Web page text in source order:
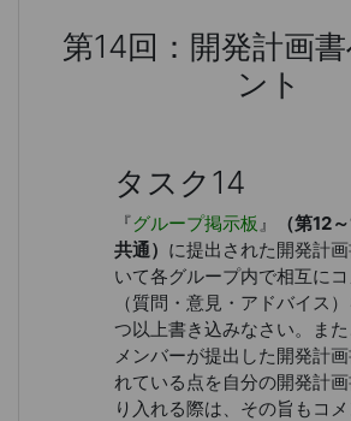
第14回：開発計画
ント
タスク14
『グループ掲示板 』
（第12
共通） に提出された開発計
いて各グループ内で相互にコ
（質問・意見・アドバイス
つ以上書き込みなさい。ま
メンバーが提出した開発計
れている点を自分の開発計
り入れる際は、その旨もコ